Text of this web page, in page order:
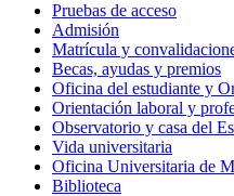
Pruebas de acceso
Admisión
Matrícula y
Becas, ayudas y premios
Oficina del estudiante y
Orientación laboral y
Observatorio y casa del
Vida universitaria
Oficina Universitaria de
Biblioteca